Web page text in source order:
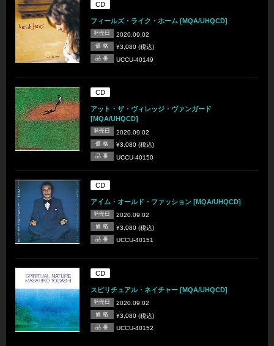
CD
フィールズ・ライク・ホーム [MQA/UHQCD]
発売日 2020.09.02
価 格 ¥3,080 (税込)
品 番 UCCU-40149
CD
アット・ザ・ヴィレッジ・ヴァンガード
[MQA/UHQCD]
発売日 2020.09.02
価 格 ¥3,080 (税込)
品 番 UCCU-40150
CD
アイム・オールド・ファッション [MQA/UHQCD]
発売日 2020.09.02
価 格 ¥3,080 (税込)
品 番 UCCU-40151
CD
スピリチュアル・ネイチャー [MQA/UHQCD]
発売日 2020.09.02
価 格 ¥3,080 (税込)
品 番 UCCU-40152